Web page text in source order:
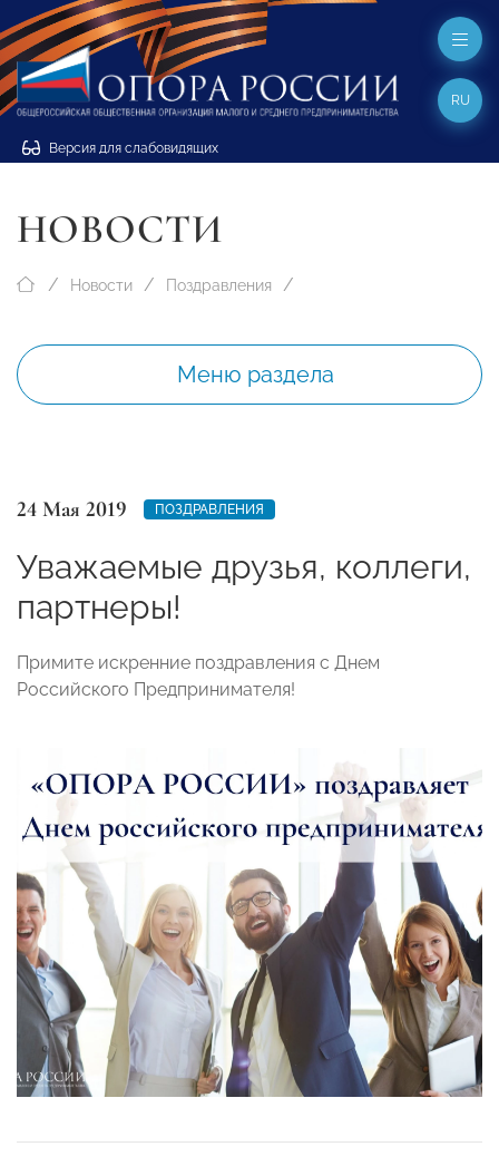
Версия для слабовидящих
RU
НОВОСТИ
Новости Поздравления
Меню раздела
24 Мая 2019 ПОЗДРАВЛЕНИЯ
Уважаемые друзья, коллеги,
партнеры!
Примите искренние поздравления с Днем
Российского Предпринимателя!